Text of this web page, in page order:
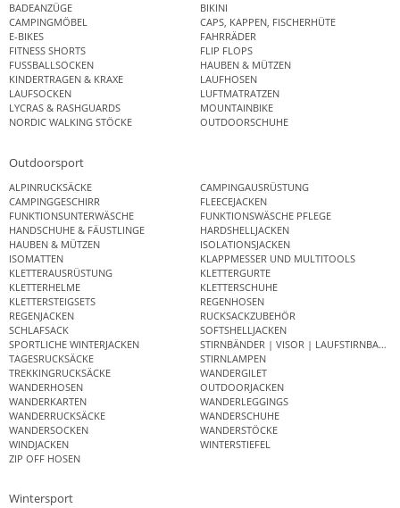
BADEANZÜGE
BIKINI
CAMPINGMÖBEL
CAPS, KAPPEN, FISCHERHÜTE
E-BIKES
FAHRRÄDER
FITNESS SHORTS
FLIP FLOPS
FUSSBALLSOCKEN
HAUBEN & MÜTZEN
KINDERTRAGEN & KRAXE
LAUFHOSEN
LAUFSOCKEN
LUFTMATRATZEN
LYCRAS & RASHGUARDS
MOUNTAINBIKE
NORDIC WALKING STÖCKE
OUTDOORSCHUHE
Outdoorsport
ALPINRUCKSÄCKE
CAMPINGAUSRÜSTUNG
CAMPINGGESCHIRR
FLEECEJACKEN
FUNKTIONSUNTERWÄSCHE
FUNKTIONSWÄSCHE PFLEGE
HANDSCHUHE & FÄUSTLINGE
HARDSHELLJACKEN
HAUBEN & MÜTZEN
ISOLATIONSJACKEN
ISOMATTEN
KLAPPMESSER UND MULTITOOLS
KLETTERAUSRÜSTUNG
KLETTERGURTE
KLETTERHELME
KLETTERSCHUHE
KLETTERSTEIGSETS
REGENHOSEN
REGENJACKEN
RUCKSACKZUBEHÖR
SCHLAFSACK
SOFTSHELLJACKEN
SPORTLICHE WINTERJACKEN
STIRNBÄNDER | VISOR | LAUFSTIRNBAND
TAGESRUCKSÄCKE
STIRNLAMPEN
TREKKINGRUCKSÄCKE
WANDERGILET
WANDERHOSEN
OUTDOORJACKEN
WANDERKARTEN
WANDERLEGGINGS
WANDERRUCKSÄCKE
WANDERSCHUHE
WANDERSOCKEN
WANDERSTÖCKE
WINDJACKEN
WINTERSTIEFEL
ZIP OFF HOSEN
Wintersport